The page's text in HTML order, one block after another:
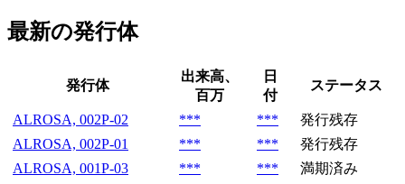
最新の発行体
発行体
出来高、
百万
日
付
ステータス
ALROSA, 002P-02 *** ***
発行残存
ALROSA, 002P-01
*** ***
発行残存
ALROSA, 001P-03
*** ***
満期済み